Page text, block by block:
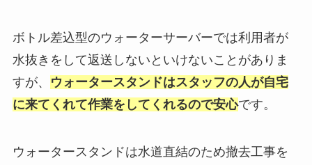
ボトル差込型のウォーターサーバーでは利用者が
水抜きをして返送しないといけないことがありま
すが、
ウォータースタンドはスタッフの人が自宅
に来てくれて作業をしてくれるので安心です。
ウォータースタンドは水道直結のため撤去工事を